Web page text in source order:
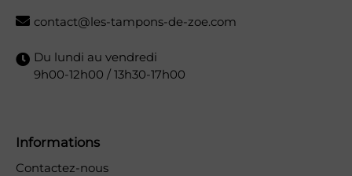
contact@les-tampons-de-zoe.com
Du lundi au vendredi
9h00-12h00 / 13h30-17h00
Informations
Contactez-nous